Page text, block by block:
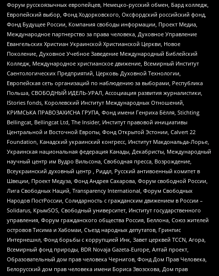
Форум русскоязычных европейцев, Немецко-русский обмен, Бард колледж,
Европейский выбор, Фонд Ходорковского, Оксфордский российский фонд,
Фонд Будущее России, Компания свободы информации, Проект Медиа,
Международное партнерство за права человека, Духовное Управление
Евангельских Христиан Украинской Христианской Церкви, Новое
Поколение, Духовное Учебное Заведение Международный Библейский
Колледж, Международное христианское движение, Всемирный Институт
Саентологических Предприятий, Церковь Духовной Технологии,
Европейская сеть организаций по наблюдению за выборами, Республика
Польша, СВОБОДНЫЙ ИДЕЛЬ-УРАЛ, Ассоциация развития журналистики,
IStories fonds, Королевский Институт Международных Отношений,
КРИМСЬКА ПРАВОЗАХИСНА ГРУПА, Фонд имени Генриха Бёлля, Stichting
Bellingcat, Bellingcat Ltd, The Insider, Институт правовой инициативы
Центральной и Восточной Европы, Фонд Открытой Эстонии, Calvert 22
Foundation, Канадский украинский конгресс, Институт Макдональда-Лорье,
Украинская национальная федерация Канады, Декабристы, Международный
научный центр им Вудро Вильсона, Свободная пресса, Возрождение,
Всеукраинский духовный центр , Риддл, Русский антивоенный комитет в
Швеции, Проект Медуза, Фонд Андрея Сахарова, Форум свободной России,
Лига Свободных Наций, Transparеncy International, Форум Свободных
Народов ПостРоссии, Солидарность с гражданским движением в России –
Solidarus, КрымSOS, Свободный университет, Институт государственного
управления, Форум гражданского общества Россия, Беллона, Союз жителей
островов Тисима и Хабомаи, Съезд народных депутатов, Гринпис
Интернешнл, Фонд борьбы с коррупцией Инк, Завет церквей TCCN, Агора,
Всемирный фонд природы, BDR Novaja Gazeta-Europe, Алтай проект,
Образовательный дом прав человека Чернигов, Фонд Дом Прав Человека,
Белорусский дом прав человека имени Бориса Звозскова, Дом прав